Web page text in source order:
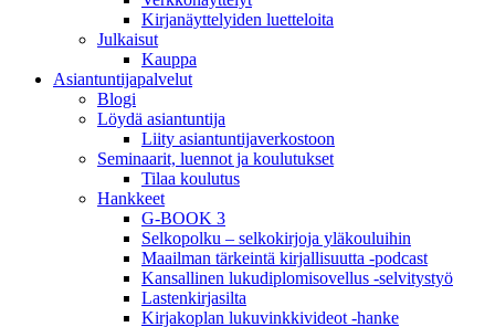
Kirjanäyttelyiden luetteloita
Julkaisut
Kauppa
Asiantuntija­palvelut
Blogi
Löydä asiantuntija
Liity asiantuntijaverkostoon
Seminaarit, luennot ja koulutukset
Tilaa koulutus
Hankkeet
G-BOOK 3
Selkopolku – selkokirjoja yläkouluihin
Maailman tärkeintä kirjallisuutta -podcast
Kansallinen lukudiplomisovellus -selvitystyö
Lastenkirjasilta
Kirjakoplan lukuvinkkivideot -hanke